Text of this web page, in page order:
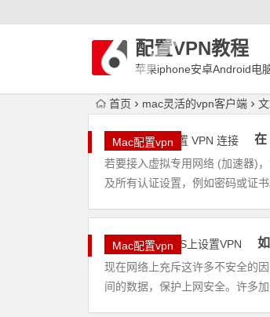
配置VPN教程
苹果iphone安卓Android电
首页 mac灵活的vpn客户端
Mac配置vpn 在
若要接入虚拟专用网络 (加速器)
及所有认证设置，例如密码或证
Mac配置vpn
现在网络上充斥这许多不安全的
间的数据，保护上网安全。许多